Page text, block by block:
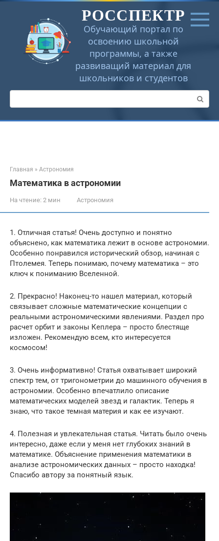
Перейти
РОССПЕКТР
Обучающий портал по
освоению школьной
программы, а также
развиващий материал для
школьников и студентов
Поиск:
Главная » Астрономия
Математика в астрономии
На чтение: 2 мин Астрономия
1. Отличная статья! Очень доступно и понятно
объяснено, как математика лежит в основе астрономии.
Особенно понравился исторический обзор, начиная с
Птолемея. Теперь понимаю, почему математика – это
ключ к пониманию Вселенной.
2. Прекрасно! Наконец-то нашел материал, который
связывает сложные математические концепции с
реальными астрономическими явлениями. Раздел про
расчет орбит и законы Кеплера – просто блестяще
изложен. Рекомендую всем, кто интересуется
космосом!
3. Очень информативно! Статья охватывает широкий
спектр тем, от тригонометрии до машинного обучения в
астрономии. Особенно впечатлило описание
математических моделей звезд и галактик. Теперь я
знаю, что такое темная материя и как ее изучают.
4. Полезная и увлекательная статья. Читать было очень
интересно, даже если у меня нет глубоких знаний в
математике. Объяснение применения математики в
анализе астрономических данных – просто находка!
Спасибо автору за понятный язык.